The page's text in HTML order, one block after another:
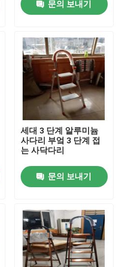
문의 보내기
세대 3 단계 알루미늄
사다리 부엌 3 단계 접
는 사닥다리
문의 보내기